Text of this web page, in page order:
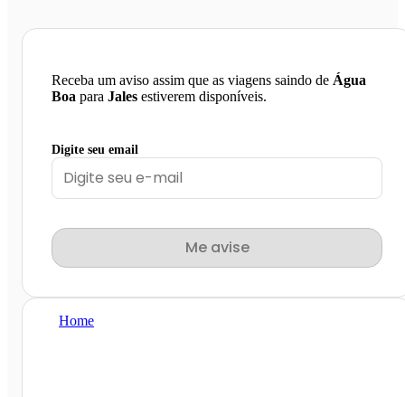
Receba um aviso assim que as viagens saindo de Água
Boa para Jales estiverem disponíveis.
Digite seu email
Me avise
Home